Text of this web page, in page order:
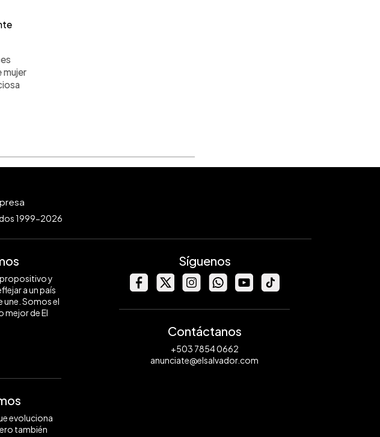
mujer
1999-2026
y
a un país
une. Somos el
mejor de El
evoluciona
también
Síguenos
Contáctanos
+503 7854 0662
anunciate@elsalvador.com